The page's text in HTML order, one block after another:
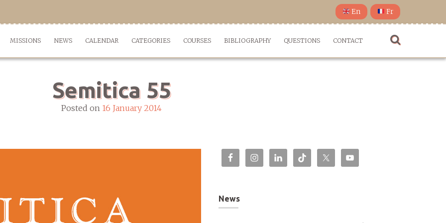
En Fr
MISSIONS NEWS CALENDAR CATEGORIES COURSES BIBLIOGRAPHY QUESTIONS CONTACT
Semitica 55
Posted on 16 January 2014
News